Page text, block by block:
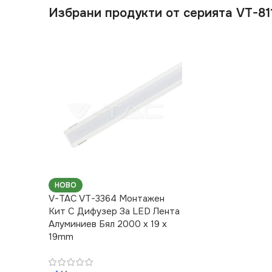
Избрани продукти от серията VT-
НОВО
V-TAC VT-3364 Монтажен
Kит С Дифузер За LED Лента
Алуминиев Бял 2000 x 19 x
19mm